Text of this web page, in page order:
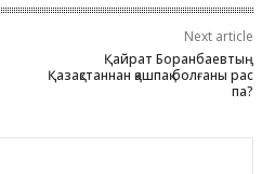
Next article
Қайрат Боранбаевтың
Қазақстаннан қашпақ болғаны рас
па?